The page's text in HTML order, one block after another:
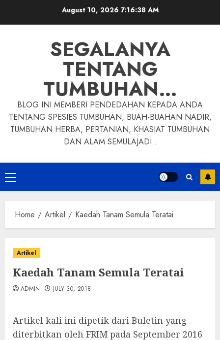
August 10, 2026 7:16:39 AM
SEGALANYA
TENTANG
TUMBUHAN…
BLOG INI MEMBERI PENDEDAHAN KEPADA ANDA
TENTANG SPESIES TUMBUHAN, BUAH-BUAHAN NADIR,
TUMBUHAN HERBA, PERTANIAN, KHASIAT TUMBUHAN
DAN ALAM SEMULAJADI..
Primary
Menu
Home Artikel Kaedah Tanam Semula Teratai
Artikel
Kaedah Tanam Semula Teratai
ADMIN JULY 30, 2018
Artikel kali ini dipetik dari Buletin yang
diterbitkan oleh FRIM pada September 2016